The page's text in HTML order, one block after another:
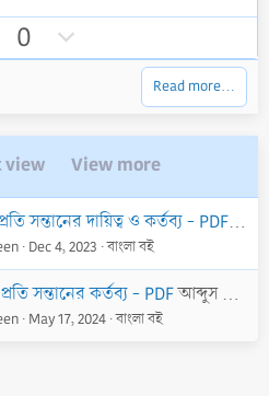
0
o
v
o
t
e
Read more…
view View more
সন্তানের দায়িত্ব ও কর্তব্য - PDF
Dec 4, 2023 বাংলা বই
সন্তানের কর্তব্য - PDFআব্দুস সাত্তার কালাবাগী
May 17, 2024 বাংলা বই